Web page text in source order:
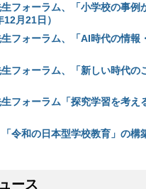
フォーラム、「小学校の事
12月21日）
フォーラム、「AI時代の情報
フォーラム、「新しい時代
フォーラム「探究学習を考
令和の日本型学校教育」の構
ース